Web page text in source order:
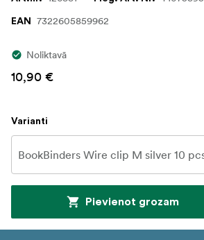
EAN 7322605859962
Noliktavā
10,90 €
Varianti
Pievienot grozam